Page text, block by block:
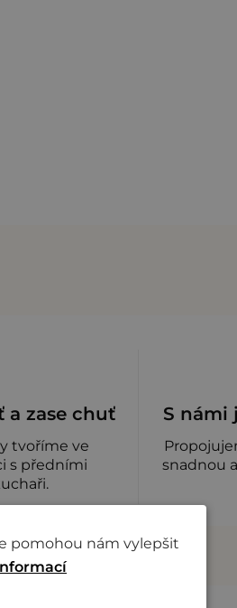
a zase chuť
tvoříme ve
s předními
S námi
snadnou
pomohou nám vylepšit